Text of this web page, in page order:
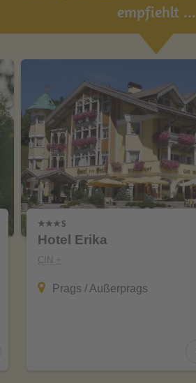
empfiehlt ...
Hotel Erika
CIN +
Prags / Außerprags